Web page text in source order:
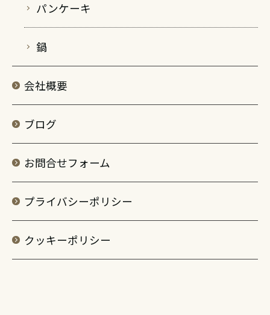
パンケーキ
鍋
会社概要
ブログ
お問合せフォーム
プライバシーポリシー
クッキーポリシー